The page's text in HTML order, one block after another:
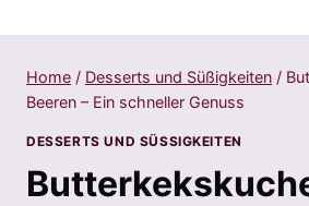
Home / Desserts und Süßigkeiten /
Beeren – Ein schneller Genuss
DESSERTS UND SÜSSIGKEITEN